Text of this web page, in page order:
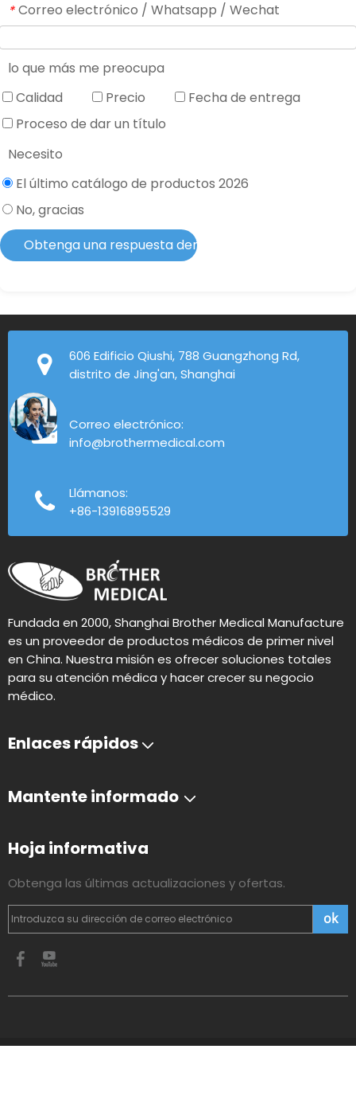
* Correo electrónico / Whatsapp / Wechat
lo que más me preocupa
Calidad
Precio
Fecha de entrega
Proceso de dar un título
Necesito
El último catálogo de productos 2026
No, gracias
Obtenga una respuesta dentro de 2 horas
606 Edificio Qiushi, 788 Guangzhong Rd,
distrito de Jing'an, Shanghai
Correo electrónico:
info@brothermedical.com
Llámanos:
+86-13916895529
Fundada en 2000, Shanghai Brother Medical Manufacture
es un proveedor de productos médicos de primer nivel
en China. Nuestra misión es ofrecer soluciones totales
para su atención médica y hacer crecer su negocio
médico.
Enlaces rápidos
Mantente informado
Hoja informativa
Obtenga las últimas actualizaciones y ofertas.
ok